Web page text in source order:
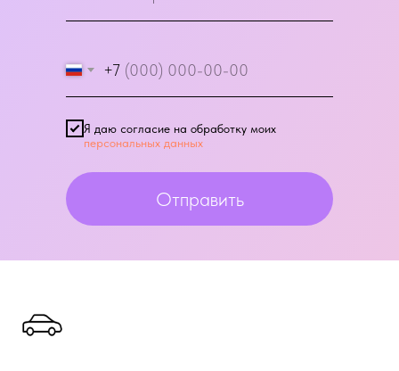
+7
Я даю согласие на обработку моих
персональных данных
Отправить